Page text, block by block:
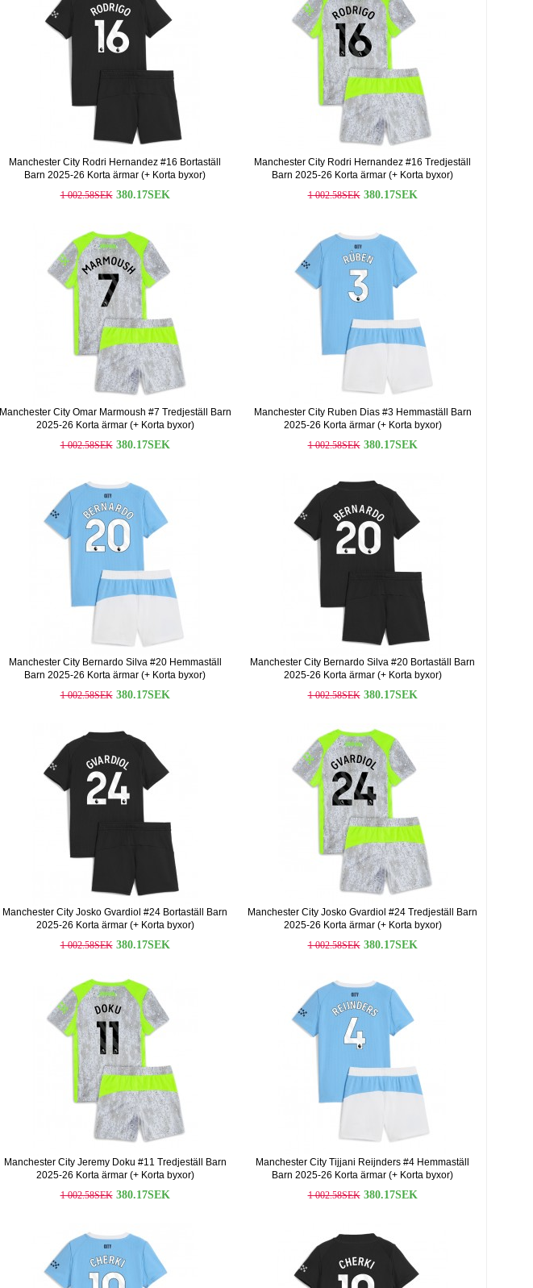
Manchester City Rodri Hernandez #16 Bortaställ
Barn 2025-26 Korta ärmar (+ Korta byxor)
1 002.58SEK 380.17SEK
Manchester City Rodri Hernandez #16 Tredjeställ
Barn 2025-26 Korta ärmar (+ Korta byxor)
1 002.58SEK 380.17SEK
Manchester City Omar Marmoush #7 Tredjeställ Barn
2025-26 Korta ärmar (+ Korta byxor)
1 002.58SEK 380.17SEK
Manchester City Ruben Dias #3 Hemmaställ Barn
2025-26 Korta ärmar (+ Korta byxor)
1 002.58SEK 380.17SEK
Manchester City Bernardo Silva #20 Hemmaställ
Barn 2025-26 Korta ärmar (+ Korta byxor)
1 002.58SEK 380.17SEK
Manchester City Bernardo Silva #20 Bortaställ Barn
2025-26 Korta ärmar (+ Korta byxor)
1 002.58SEK 380.17SEK
Manchester City Josko Gvardiol #24 Bortaställ Barn
2025-26 Korta ärmar (+ Korta byxor)
1 002.58SEK 380.17SEK
Manchester City Josko Gvardiol #24 Tredjeställ Barn
2025-26 Korta ärmar (+ Korta byxor)
1 002.58SEK 380.17SEK
Manchester City Jeremy Doku #11 Tredjeställ Barn
2025-26 Korta ärmar (+ Korta byxor)
1 002.58SEK 380.17SEK
Manchester City Tijjani Reijnders #4 Hemmaställ
Barn 2025-26 Korta ärmar (+ Korta byxor)
1 002.58SEK 380.17SEK